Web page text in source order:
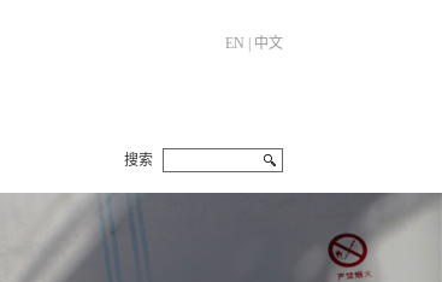
EN 中文
搜索